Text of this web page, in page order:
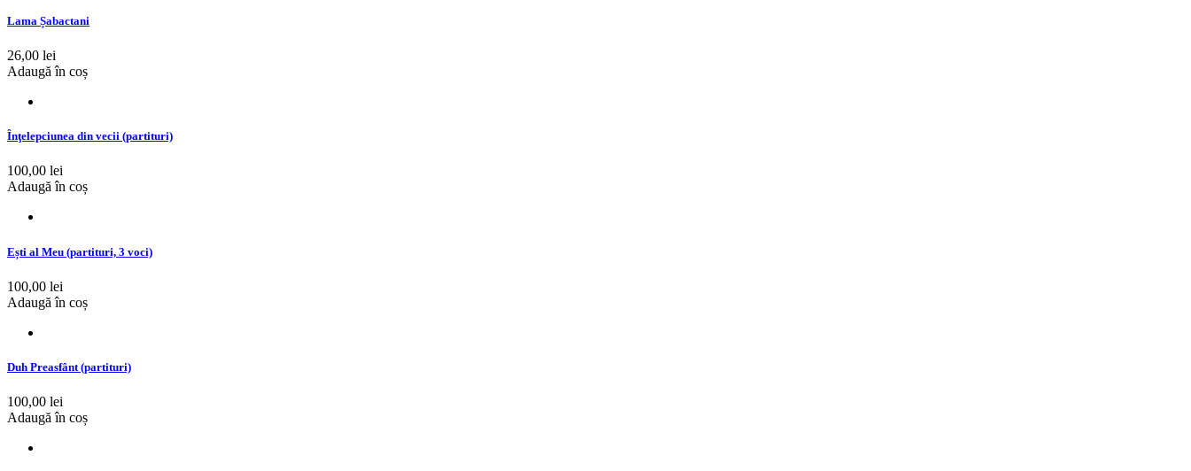
Lama Șabactani
26,00 lei
Adaugă în coș
Înţelepciunea din vecii (partituri)
100,00 lei
Adaugă în coș
Ești al Meu (partituri, 3 voci)
100,00 lei
Adaugă în coș
Duh Preasfânt (partituri)
100,00 lei
Adaugă în coș